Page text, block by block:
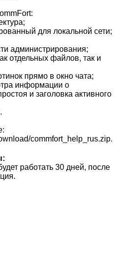
для локальной сети;
администрирования;
отдельных файлов, так и
прямо в окно чата;
информации о
и заголовка активного
commfort_help_rus.zip.
работать 30 дней, после